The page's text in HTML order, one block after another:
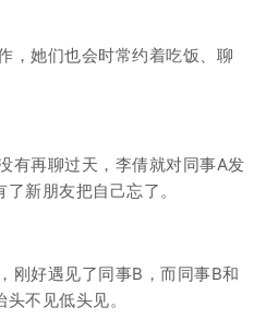
，她们也会时常约着吃饭、聊
有再聊过天，李倩就对同事A发
新朋友把自己忘了。
刚好遇见了同事B，而同事B和
不见低头见。